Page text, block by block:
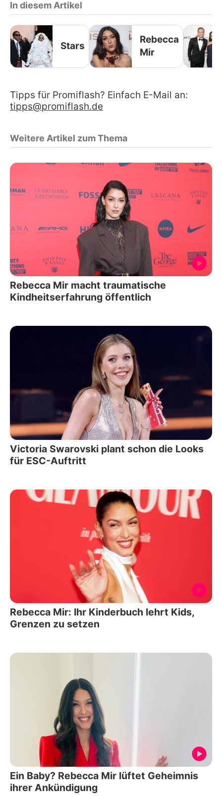
In diesem Artikel
Stars
Rebecca
Mir
Tipps für Promiflash? Einfach E-Mail an:
tipps@promiflash.de
Weitere Artikel zum Thema
Rebecca Mir macht traumatische
Kindheitserfahrung öffentlich
Victoria Swarovski plant schon die Looks
für ESC-Auftritt
Rebecca Mir: Ihr Kinderbuch lehrt Kids,
Grenzen zu setzen
Ein Baby? Rebecca Mir lüftet Geheimnis
ihrer Ankündigung